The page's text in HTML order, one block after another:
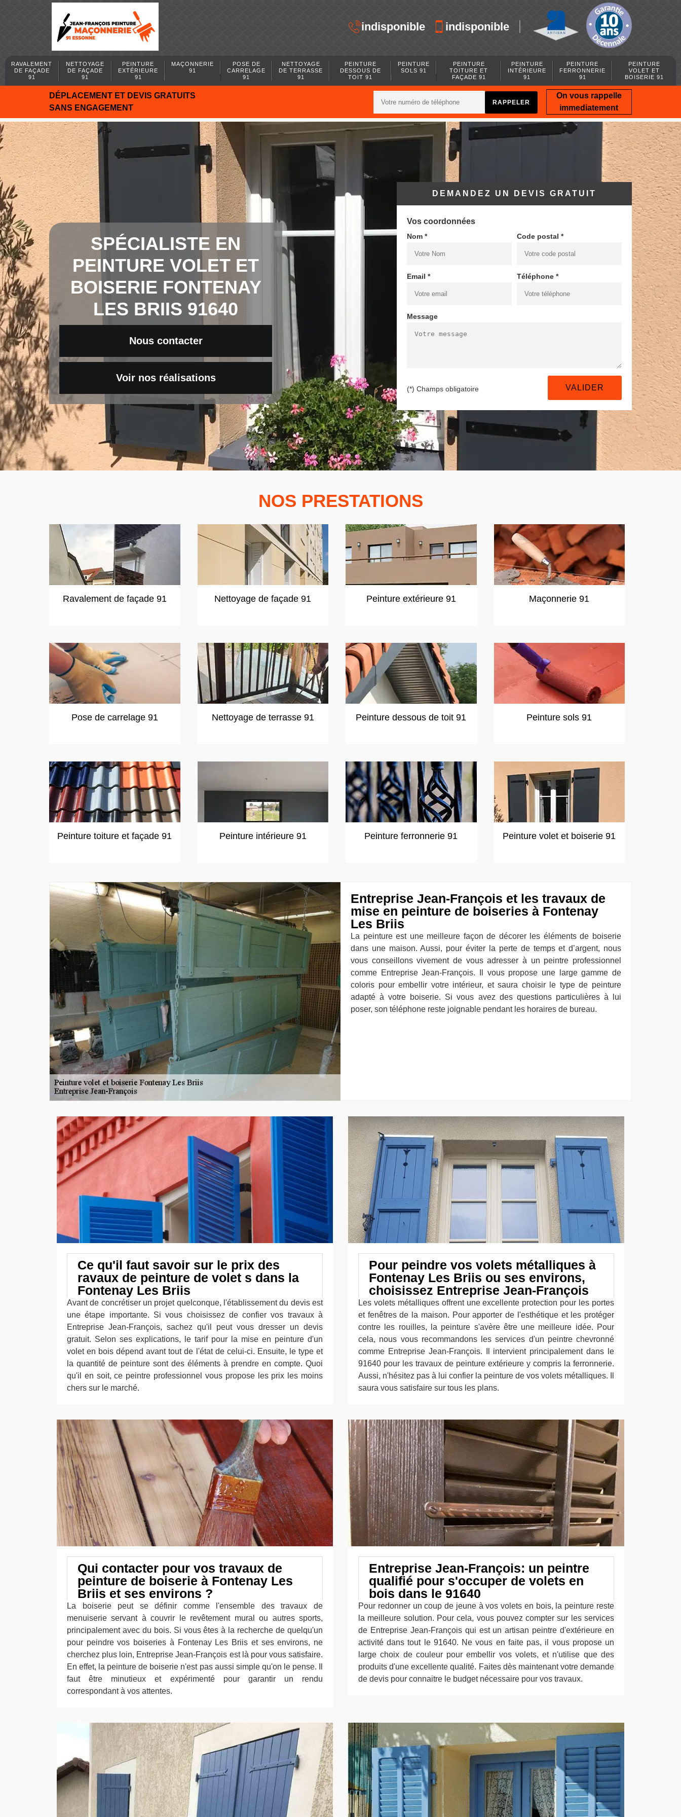
indisponible indisponible
RAVALEMENT
DE FAÇADE
91
NETTOYAGE
DE FAÇADE
91
PEINTURE
EXTÉRIEURE
91
MAÇONNERIE
91
POSE DE
CARRELAGE
91
NETTOYAGE
DE TERRASSE
91
PEINTURE
DESSOUS DE
TOIT 91
PEINTURE
SOLS 91
PEINTURE
TOITURE ET
FAÇADE 91
PEINTURE
INTÉRIEURE
91
PEINTURE
FERRONNERIE
91
PEINTURE
VOLET ET
BOISERIE 91
DÉPLACEMENT ET DEVIS GRATUITS
SANS ENGAGEMENT
On vous rappelle
immediatement
SPÉCIALISTE EN
PEINTURE VOLET ET
BOISERIE FONTENAY
LES BRIIS 91640
Nous contacter
Voir nos réalisations
DEMANDEZ UN DEVIS GRATUIT
Vos coordonnées
Nom * Code postal *
Email * Téléphone *
Message
(*) Champs obligatoire
NOS PRESTATIONS
Ravalement de façade 91 Nettoyage de façade 91 Peinture extérieure 91 Maçonnerie 91
Pose de carrelage 91 Nettoyage de terrasse 91 Peinture dessous de toit 91 Peinture sols 91
Peinture toiture et façade 91 Peinture intérieure 91 Peinture ferronnerie 91 Peinture volet et boiserie 91
Entreprise Jean-François et les travaux de
mise en peinture de boiseries à Fontenay
Les Briis
La peinture est une meilleure façon de décorer les éléments de boiserie
dans une maison. Aussi, pour éviter la perte de temps et d’argent, nous
vous conseillons vivement de vous adresser à un peintre professionnel
comme Entreprise Jean-François. Il vous propose une large gamme de
coloris pour embellir votre intérieur, et saura choisir le type de peinture
adapté à votre boiserie. Si vous avez des questions particulières à lui
poser, son téléphone reste joignable pendant les horaires de bureau.
Ce qu'il faut savoir sur le prix des
ravaux de peinture de volet s dans la
Fontenay Les Briis
Avant de concrétiser un projet quelconque, l'établissement du devis est
une étape importante. Si vous choisissez de confier vos travaux à
Entreprise Jean-François, sachez qu'il peut vous dresser un devis
gratuit. Selon ses explications, le tarif pour la mise en peinture d'un
volet en bois dépend avant tout de l'état de celui-ci. Ensuite, le type et
la quantité de peinture sont des éléments à prendre en compte. Quoi
qu'il en soit, ce peintre professionnel vous propose les prix les moins
chers sur le marché.
Pour peindre vos volets métalliques à
Fontenay Les Briis ou ses environs,
choisissez Entreprise Jean-François
Les volets métalliques offrent une excellente protection pour les portes
et fenêtres de la maison. Pour apporter de l'esthétique et les protéger
contre les rouilles, la peinture s'avère être une meilleure idée. Pour
cela, nous vous recommandons les services d'un peintre chevronné
comme Entreprise Jean-François. Il intervient principalement dans le
91640 pour les travaux de peinture extérieure y compris la ferronnerie.
Aussi, n'hésitez pas à lui confier la peinture de vos volets métalliques. Il
saura vous satisfaire sur tous les plans.
Qui contacter pour vos travaux de
peinture de boiserie à Fontenay Les
Briis et ses environs ?
La boiserie peut se définir comme l'ensemble des travaux de
menuiserie servant à couvrir le revêtement mural ou autres sports,
principalement avec du bois. Si vous êtes à la recherche de quelqu'un
pour peindre vos boiseries à Fontenay Les Briis et ses environs, ne
cherchez plus loin, Entreprise Jean-François est là pour vous satisfaire.
En effet, la peinture de boiserie n'est pas aussi simple qu'on le pense. Il
faut être minutieux et expérimenté pour garantir un rendu
correspondant à vos attentes.
Entreprise Jean-François: un peintre
qualifié pour s'occuper de volets en
bois dans le 91640
Pour redonner un coup de jeune à vos volets en bois, la peinture reste
la meilleure solution. Pour cela, vous pouvez compter sur les services
de Entreprise Jean-François qui est un artisan peintre d'extérieure en
activité dans tout le 91640. Ne vous en faite pas, il vous propose un
large choix de couleur pour embellir vos volets, et n'utilise que des
produits d'une excellente qualité. Faites dès maintenant votre demande
de devis pour connaitre le budget nécessaire pour vos travaux.